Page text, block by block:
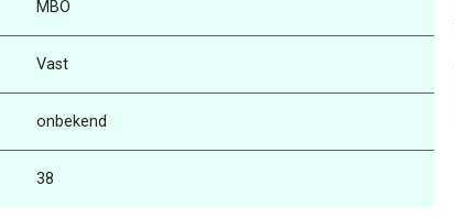
MBO
Vast
onbekend
38